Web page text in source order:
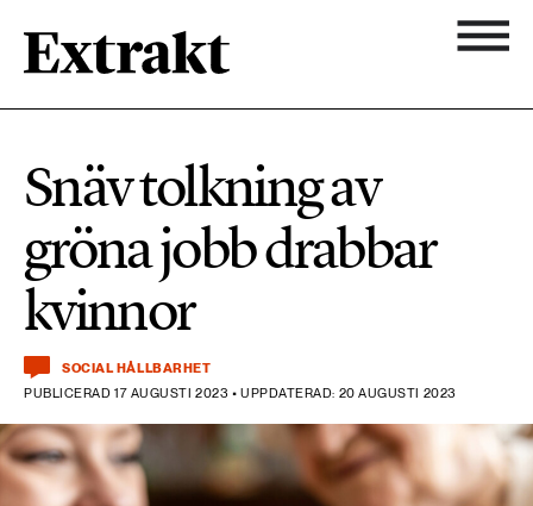
Biologisk mångfald
Hållbara städer
Industri & Energi
Kemikalier
Klimat
Landsbygd
Nyhetsbrev
Om Extrakt
900 ARTIKLAR
584 ARTIKLAR
Hållbara städer
473 ARTIKLAR
Industri & Energi
471 ARTIKLAR
Kemikalier
1492 ARTIKLAR
Snäv tolkning av
gröna jobb drabbar
kvinnor
SOCIAL HÅLLBARHET
PUBLICERAD 17 AUGUSTI 2023 • UPPDATERAD: 20 AUGUSTI 2023